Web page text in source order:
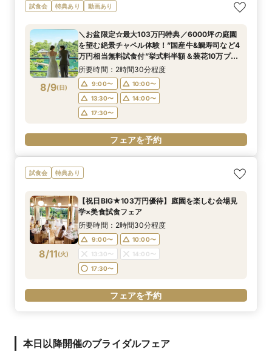
試食会 特典あり 動画あり
8/9(日)
＼お盆限定☆最大103万円特典／6000坪の庭園
を望む絶景チャペル体験！”国産牛&鯛寿司など4
万円相当無料試食付”挙式料半額＆装花10万プレ
ゼントなど特別優待フェア！
所要時間：2時間30分程度
9:00〜
10:00〜
13:30〜
14:00〜
17:30〜
フェアを予約
試食会 特典あり
8/11(火)
【祝日BIG★103万円優待】庭園を楽しむ会場見
学×美食試食フェア
所要時間：2時間30分程度
9:00〜
10:00〜
13:30〜
14:00〜
17:30〜
フェアを予約
本日以降開催のブライダルフェア